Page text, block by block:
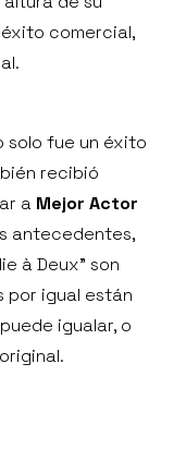
comercial,
solo fue un éxito
recibió
a Mejor Actor
antecedentes,
à Deux” son
por igual están
igualar, o